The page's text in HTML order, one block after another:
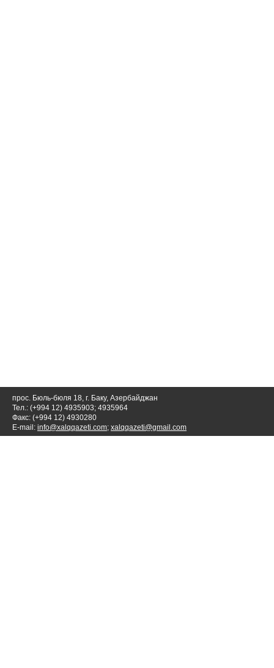
прос. Бюль-бюля 18, г. Баку, Азербайджан
Тел.: (+994 12) 4935903; 4935964
Факс: (+994 12) 4930280
E-mail: info@xalqqazeti.com; xalqqazeti@gmail.com